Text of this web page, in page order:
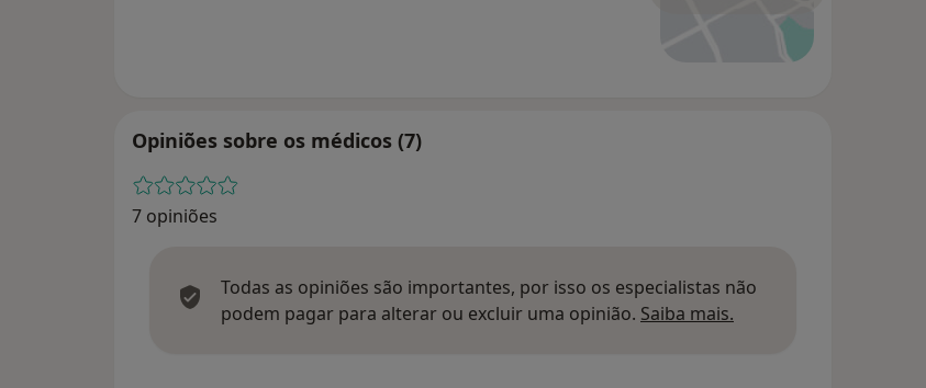
Opiniões sobre os médicos (7)
7 opiniões
Todas as opiniões são importantes, por isso os especialistas não
podem pagar para alterar ou excluir uma opinião. Saiba mais.